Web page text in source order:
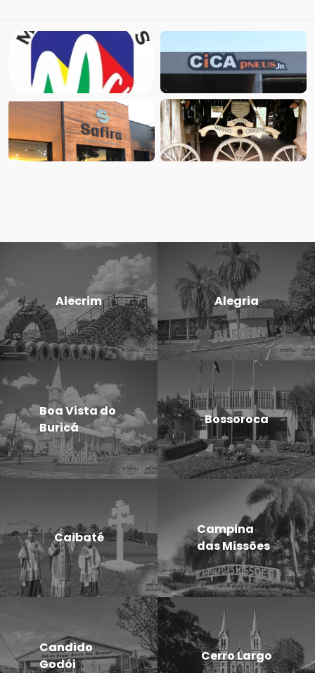
Alecrim Alegria
Boa Vista do
Buricá
Bossoroca
Caibaté
Campina
das Missões
Candido
Godói
Cerro Largo